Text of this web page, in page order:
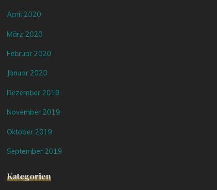
April 2020
März 2020
Februar 2020
Januar 2020
Dezember 2019
November 2019
Oktober 2019
September 2019
Kategorien